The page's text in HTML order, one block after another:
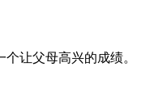
让父母高兴的成绩。